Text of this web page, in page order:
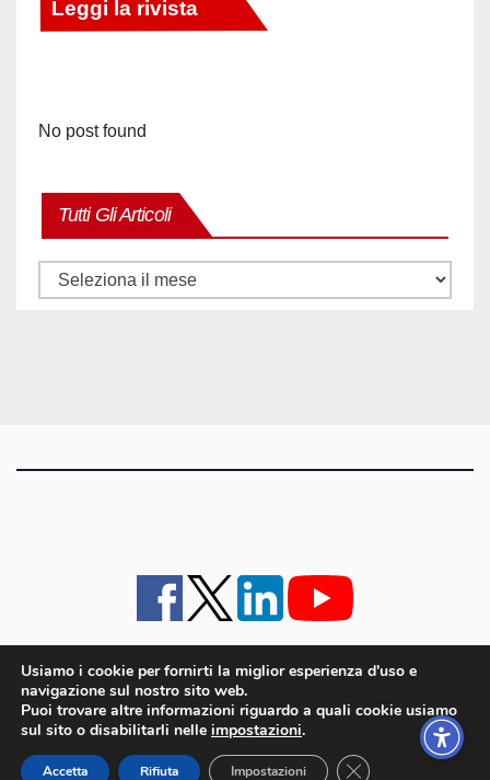
No post found
Tutti Gli Articoli
Tutti
iMagazine · contatti e staff · lavora con noi
Cookie policy UE
iMagazine è un marchio di proprietà di Goliardica Editrice redazione in via Aquileia 64a,
Bagnaria Arsa (UD) - P.iva 00559050315
Usiamo i cookie per fornirti la miglior esperienza d'uso e
navigazione sul nostro sito web.
Puoi trovare altre informazioni riguardo a quali cookie usiamo
sul sito o disabilitarli nelle impostazioni.
Accetta Rifiuta Impostazioni Close GDPR